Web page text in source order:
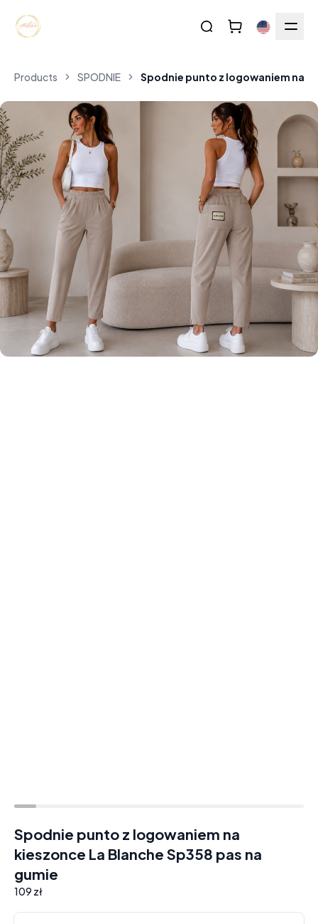
Products SPODNIE Spodnie punto z logowaniem na
Spodnie punto z logowaniem na
kieszonce La Blanche Sp358 pas na
gumie
109 zł